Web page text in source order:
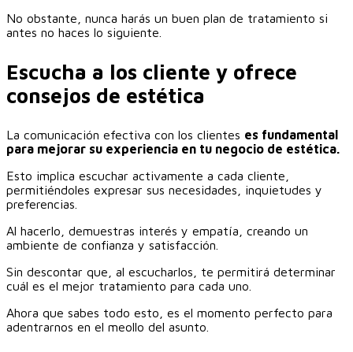
No obstante, nunca harás un buen plan de tratamiento si
antes no haces lo siguiente.
Escucha a los cliente y ofrece
consejos de estética
La comunicación efectiva con los clientes es fundamental
para mejorar su experiencia en tu negocio de estética.
Esto implica escuchar activamente a cada cliente,
permitiéndoles expresar sus necesidades, inquietudes y
preferencias.
Al hacerlo, demuestras interés y empatía, creando un
ambiente de confianza y satisfacción.
Sin descontar que, al escucharlos, te permitirá determinar
cuál es el mejor tratamiento para cada uno.
Ahora que sabes todo esto, es el momento perfecto para
adentrarnos en el meollo del asunto.